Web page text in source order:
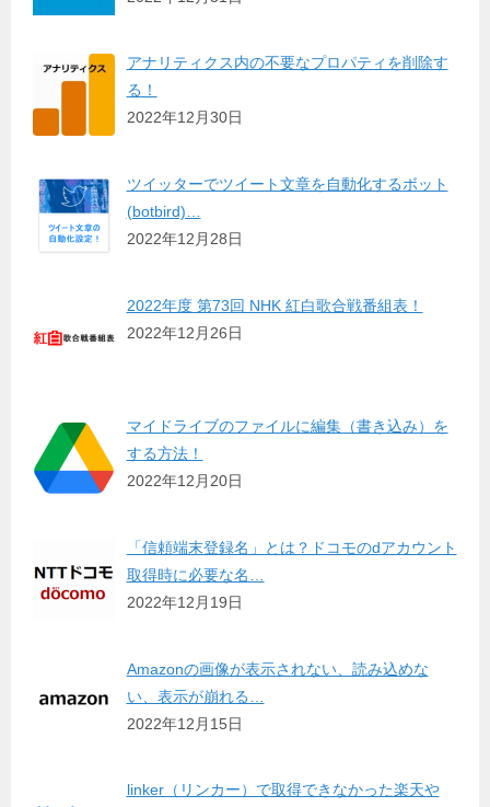
アナリティクス内の不要なプロパティを削除す
る！
2022年12月30日
ツイッターでツイート文章を自動化するボット
(botbird)…
2022年12月28日
2022年度 第73回 NHK 紅白歌合戦番組表！
2022年12月26日
マイドライブのファイルに編集（書き込み）を
する方法！
2022年12月20日
「信頼端末登録名」とは？ドコモのdアカウント
取得時に必要な名…
2022年12月19日
Amazonの画像が表示されない、読み込めな
い、表示が崩れる…
2022年12月15日
linker（リンカー）で取得できなかった楽天や